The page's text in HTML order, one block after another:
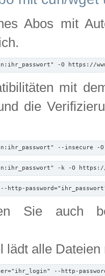
Abos mit
-O https://
mit
die
--insecure -
-k -O https://
http-
Sie auch
lädt alle
--http-